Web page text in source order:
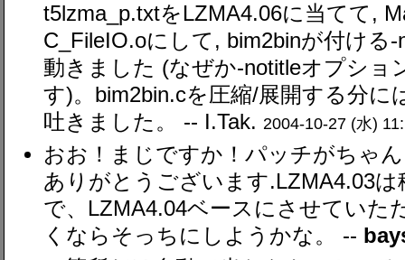
t5lzma_p.txtをLZMA4.06に当てて,
C_FileIO.oにして, bim2binが付ける
動きました (なぜか-notitleオプショ
す)。bim2bin.cを圧縮/展開する分
吐きました。 --
I.Tak. 2004-10-27 (水)
おお！まじですか！パッチがちゃ
ありがとうございます.LZMA4.03
で、LZMA4.04ベースにさせていた
くならそっちにしようかな。 --